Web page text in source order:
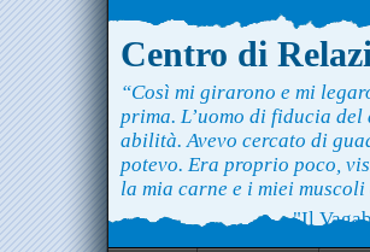
Centro di
“Così mi girarono e mi
prima. L’uomo di fiducia
abilità. Avevo cercato di
potevo. Era proprio poco,
la mia carne e i miei
"Il